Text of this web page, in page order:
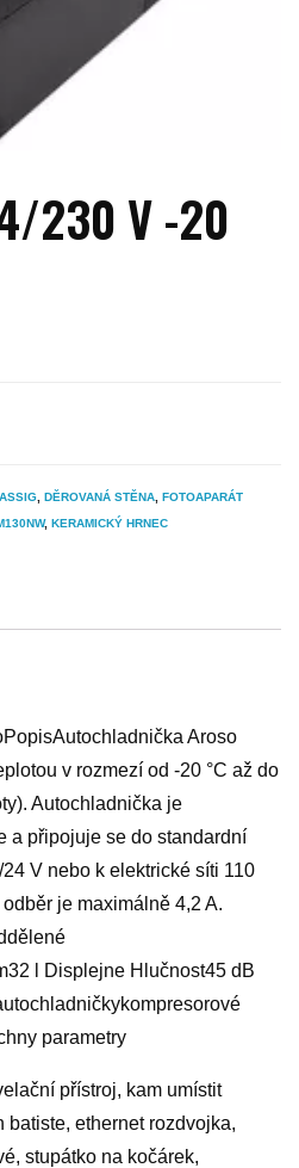
230 V -20
DĚROVANÁ STĚNA FOTOAPARÁT
, KERAMICKÝ HRNEC
Aroso
v rozmezí od -20 °C až do
Autochladnička je
a připojuje se do standardní
V nebo k elektrické síti 110
je maximálně 4,2 A.
l Displejne Hlučnost45 dB
parametry
přístroj, kam umístit
batiste, ethernet rozdvojka,
stupátko na kočárek,